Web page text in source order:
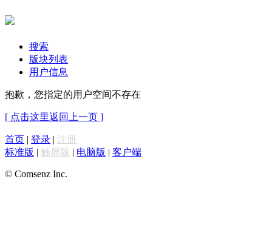
搜索
版块列表
用户信息
抱歉，您指定的用户空间不存在
[ 点击这里返回上一页 ]
首页 | 登录 | 注册
标准版 | 触屏版 | 电脑版 | 客户端
© Comsenz Inc.